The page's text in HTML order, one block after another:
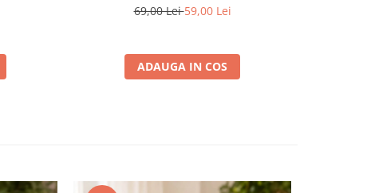
69,00 Lei59,00 Lei
ADAUGA IN COS